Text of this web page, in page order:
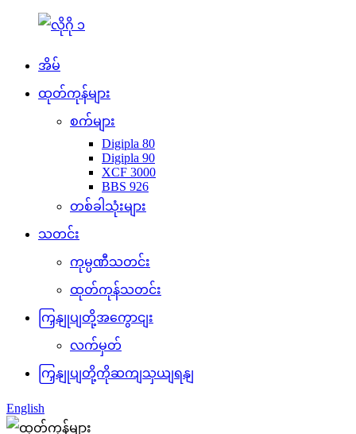
အိမ်
ထုတ်ကုန်များ
စက်များ
Digipla 80
Digipla 90
XCF 3000
BBS 926
တစ်ခါသုံးများ
သတင်း
ကုမ္ပဏီသတင်း
ထုတ်ကုန်သတင်း
ကြှနျုပျတို့အကွောငျး
လက်မှတ်
ကြှနျုပျတို့ကိုဆကျသှယျရနျ
English